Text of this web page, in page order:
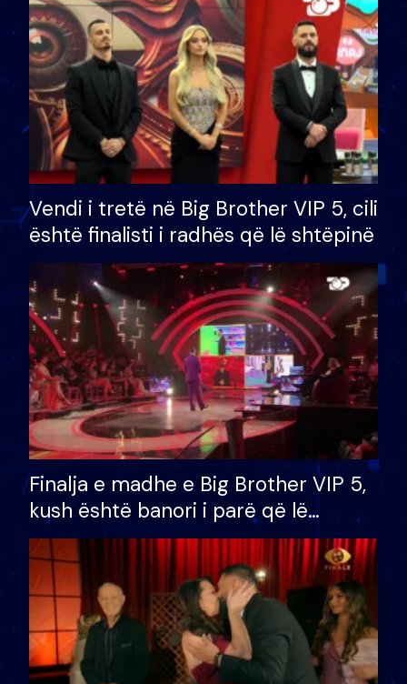
Vendi i tretë në Big Brother VIP 5, cili
është finalisti i radhës që lë shtëpinë
Finalja e madhe e Big Brother VIP 5,
kush është banori i parë që lë
shtëpinë dhe humb mundësinë për
të fituar çmimin e madh